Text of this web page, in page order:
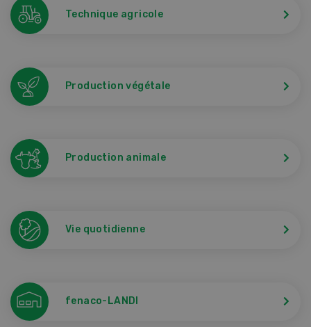
Technique agricole
Production végétale
Production animale
Vie quotidienne
fenaco-LANDI